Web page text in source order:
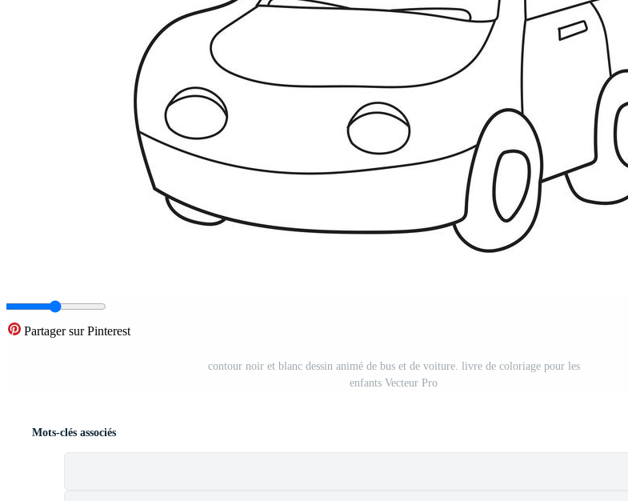
Partager sur Pinterest
contour noir et blanc dessin animé de bus et de voiture. livre de coloriage pour les
enfants Vecteur Pro
Mots-clés associés